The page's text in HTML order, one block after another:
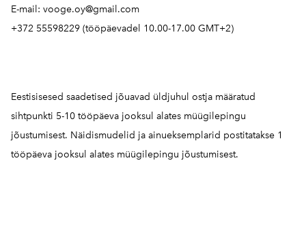
E-mail: vooge.oy@gmail.com
+372 55598229 (tööpäevadel 10.00-17.00 GMT+2)
Eestisisesed saadetised jõuavad üldjuhul ostja määratud
sihtpunkti 5-10 tööpäeva jooksul alates müügilepingu
jõustumisest. Näidismudelid ja ainueksemplarid postitatakse 1
tööpäeva jooksul alates müügilepingu jõustumisest.